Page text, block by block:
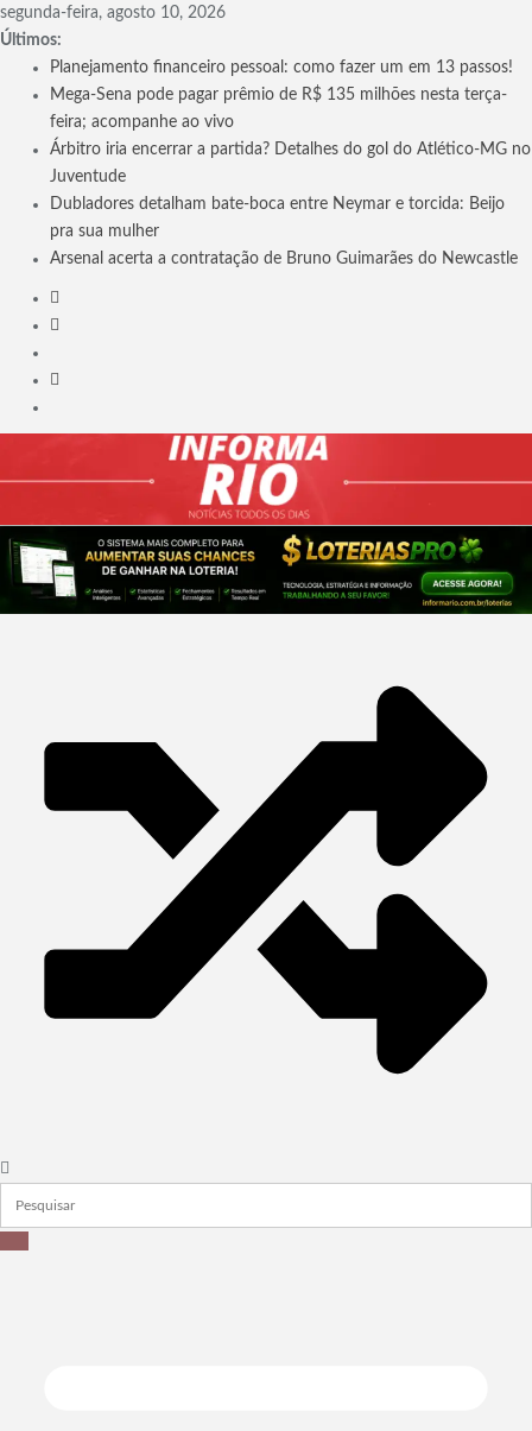
Skip
to
content
segunda-feira, agosto 10, 2026
Últimos:
Planejamento financeiro pessoal: como fazer um em 13 passos!
Mega-Sena pode pagar prêmio de R$ 135 milhões nesta terça-
feira; acompanhe ao vivo
Árbitro iria encerrar a partida? Detalhes do gol do Atlético-MG no
Juventude
Dubladores detalham bate-boca entre Neymar e torcida: Beijo
pra sua mulher
Arsenal acerta a contratação de Bruno Guimarães do Newcastle